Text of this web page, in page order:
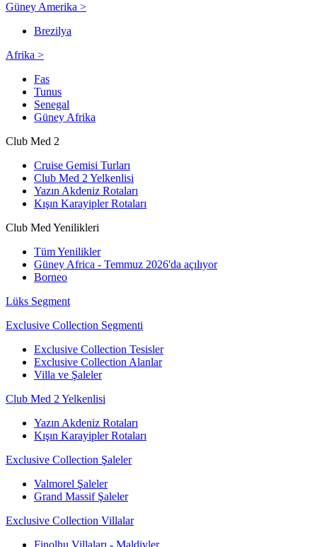
Güney Amerika >
Brezilya
Afrika >
Fas
Tunus
Senegal
Güney Afrika
Club Med 2
Cruise Gemisi Turları
Club Med 2 Yelkenlisi
Yazın Akdeniz Rotaları
Kışın Karayipler Rotaları
Club Med Yenilikleri
Tüm Yenilikler
Güney Africa - Temmuz 2026'da açılıyor
Borneo
Lüks Segment
Exclusive Collection Segmenti
Exclusive Collection Tesisler
Exclusive Collection Alanlar
Villa ve Şaleler
Club Med 2 Yelkenlisi
Yazın Akdeniz Rotaları
Kışın Karayipler Rotaları
Exclusive Collection Şaleler
Valmorel Şaleler
Grand Massif Şaleler
Exclusive Collection Villalar